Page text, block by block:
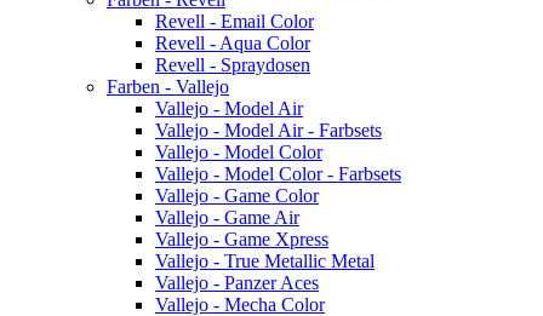
Revell - Email Color
Revell - Aqua Color
Revell - Spraydosen
Farben - Vallejo
Vallejo - Model Air
Vallejo - Model Air - Farbsets
Vallejo - Model Color
Vallejo - Model Color - Farbsets
Vallejo - Game Color
Vallejo - Game Air
Vallejo - Game Xpress
Vallejo - True Metallic Metal
Vallejo - Panzer Aces
Vallejo - Mecha Color